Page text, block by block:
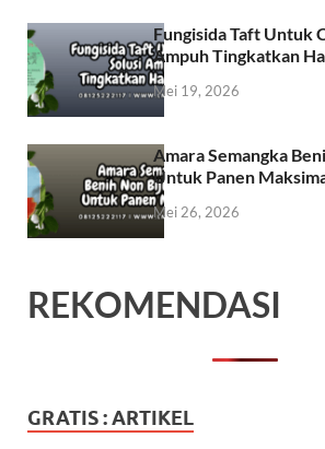
Fungisida Taft Untuk
Ampuh Tingkatkan
Mei 19, 2026
Amara Semangka
Untuk Panen
Mei 26, 2026
REKOMENDASI
GRATIS : ARTIKEL